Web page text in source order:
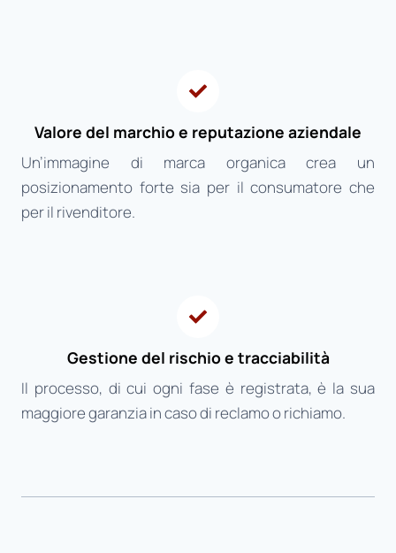
Valore del marchio e reputazione aziendale
Un’immagine di marca organica crea un
posizionamento forte sia per il consumatore che
per il rivenditore.
Gestione del rischio e tracciabilità
Il processo, di cui ogni fase è registrata, è la sua
maggiore garanzia in caso di reclamo o richiamo.